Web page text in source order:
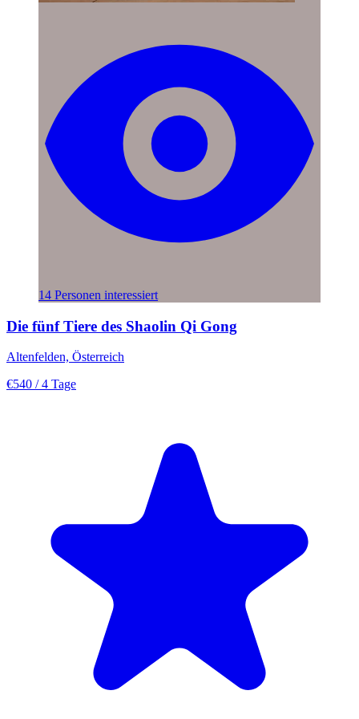
14 Personen interessiert
Die fünf Tiere des Shaolin Qi Gong
Altenfelden, Österreich
€540 / 4 Tage